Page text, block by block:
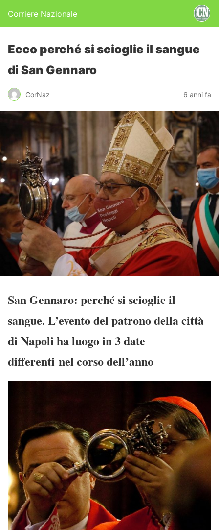
Corriere Nazionale
Ecco perché si scioglie il sangue
di San Gennaro
CorNaz 6 anni fa
San Gennaro: perché si scioglie il
sangue. L’evento del patrono della città
di Napoli ha luogo in3 date
differenti nel corso dell’anno